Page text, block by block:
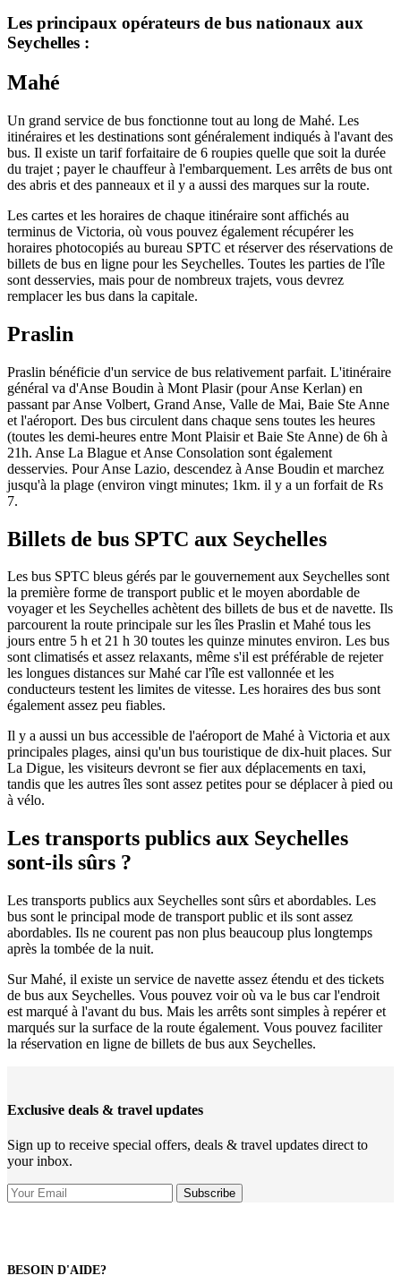
Les principaux opérateurs de bus nationaux aux
Seychelles :
Mahé
Un grand service de bus fonctionne tout au long de Mahé. Les
itinéraires et les destinations sont généralement indiqués à l'avant des
bus. Il existe un tarif forfaitaire de 6 roupies quelle que soit la durée
du trajet ; payer le chauffeur à l'embarquement. Les arrêts de bus ont
des abris et des panneaux et il y a aussi des marques sur la route.
Les cartes et les horaires de chaque itinéraire sont affichés au
terminus de Victoria, où vous pouvez également récupérer les
horaires photocopiés au bureau SPTC et réserver des réservations de
billets de bus en ligne pour les Seychelles. Toutes les parties de l'île
sont desservies, mais pour de nombreux trajets, vous devrez
remplacer les bus dans la capitale.
Praslin
Praslin bénéficie d'un service de bus relativement parfait. L'itinéraire
général va d'Anse Boudin à Mont Plasir (pour Anse Kerlan) en
passant par Anse Volbert, Grand Anse, Valle de Mai, Baie Ste Anne
et l'aéroport. Des bus circulent dans chaque sens toutes les heures
(toutes les demi-heures entre Mont Plaisir et Baie Ste Anne) de 6h à
21h. Anse La Blague et Anse Consolation sont également
desservies. Pour Anse Lazio, descendez à Anse Boudin et marchez
jusqu'à la plage (environ vingt minutes; 1km. il y a un forfait de Rs
7.
Billets de bus SPTC aux Seychelles
Les bus SPTC bleus gérés par le gouvernement aux Seychelles sont
la première forme de transport public et le moyen abordable de
voyager et les Seychelles achètent des billets de bus et de navette. Ils
parcourent la route principale sur les îles Praslin et Mahé tous les
jours entre 5 h et 21 h 30 toutes les quinze minutes environ. Les bus
sont climatisés et assez relaxants, même s'il est préférable de rejeter
les longues distances sur Mahé car l'île est vallonnée et les
conducteurs testent les limites de vitesse. Les horaires des bus sont
également assez peu fiables.
Il y a aussi un bus accessible de l'aéroport de Mahé à Victoria et aux
principales plages, ainsi qu'un bus touristique de dix-huit places. Sur
La Digue, les visiteurs devront se fier aux déplacements en taxi,
tandis que les autres îles sont assez petites pour se déplacer à pied ou
à vélo.
Les transports publics aux Seychelles
sont-ils sûrs ?
Les transports publics aux Seychelles sont sûrs et abordables. Les
bus sont le principal mode de transport public et ils sont assez
abordables. Ils ne courent pas non plus beaucoup plus longtemps
après la tombée de la nuit.
Sur Mahé, il existe un service de navette assez étendu et des tickets
de bus aux Seychelles. Vous pouvez voir où va le bus car l'endroit
est marqué à l'avant du bus. Mais les arrêts sont simples à repérer et
marqués sur la surface de la route également. Vous pouvez faciliter
la réservation en ligne de billets de bus aux Seychelles.
Exclusive deals & travel updates
Sign up to receive special offers, deals & travel updates direct to
your inbox.
BESOIN D'AIDE?